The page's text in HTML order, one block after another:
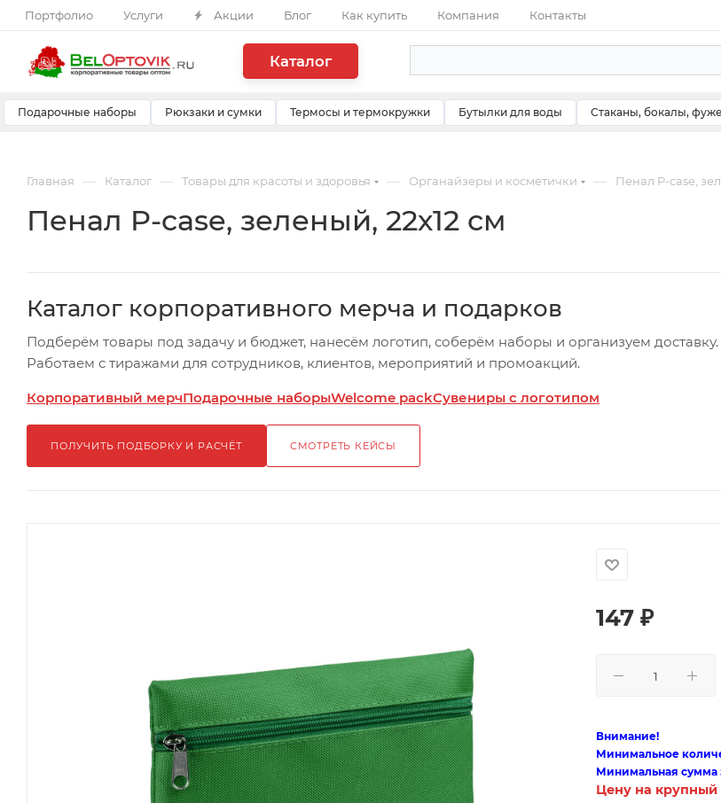
Портфолио Услуги Акции Блог Как купить Компания Контакты
Каталог
Подарочные наборы Рюкзаки и сумки Термосы и термокружки Бутылки для воды Стаканы, бокалы,
Главная — Каталог — Товары для красоты и здоровья — Органайзеры и косметички — Пенал P-case,
Пенал P-case, зеленый, 22х12 см
Каталог корпоративного мерча и подарков
Подберём товары под задачу и бюджет, нанесём логотип, соберём наборы и организуем доставку.
Работаем с тиражами для сотрудников, клиентов, мероприятий и промоакций.
Корпоративный мерчПодарочные наборыWelcome packСувениры с логотипом
ПОЛУЧИТЬ ПОДБОРКУ И РАСЧЁТ СМОТРЕТЬ КЕЙСЫ
147 ₽
Внимание!
Минимальное
Минимальная сумма
Цену на крупный